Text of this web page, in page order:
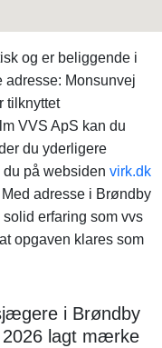
og er beliggende i
adresse: Monsunvej
tilknyttet
VVS ApS kan du
du yderligere
på websiden virk.dk
adresse i Brøndby
erfaring som vvs
opgaven klares som
i Brøndby
2026 lagt mærke